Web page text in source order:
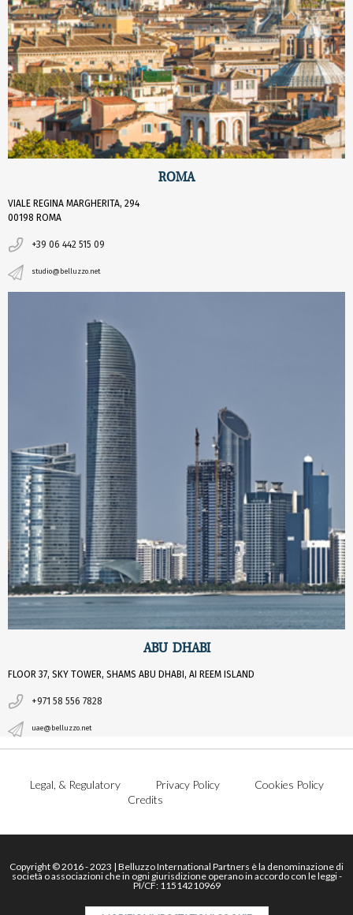
ROMA
VIALE REGINA MARGHERITA, 294
00198 ROMA
+39 06 442 515 09
studio@belluzzo.net
ABU DHABI
FLOOR 37, SKY TOWER, SHAMS ABU DHABI, AI REEM ISLAND
+971 58 556 7828
uae@belluzzo.net
Legal, & Regulatory Privacy Policy
Cookies Policy
Credits
Copyright © 2016 - 2023 | Belluzzo International Partners è la denominazione di
società o associazioni che in ogni giurisdizione operano in accordo con le leggi -
PI/CF: 11514210969